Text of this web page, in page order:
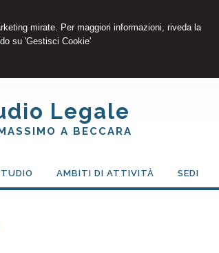
mirate. Per maggiori informazioni, riveda la
su 'Gestisci Cookie'
Legale
A BECCARA
AMBITI DI ATTIVITÀ SEDI